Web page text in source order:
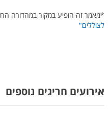
*מאמר זה הופיע במקור במהדורה
לצוללים"
אירועים חריגים נוספים